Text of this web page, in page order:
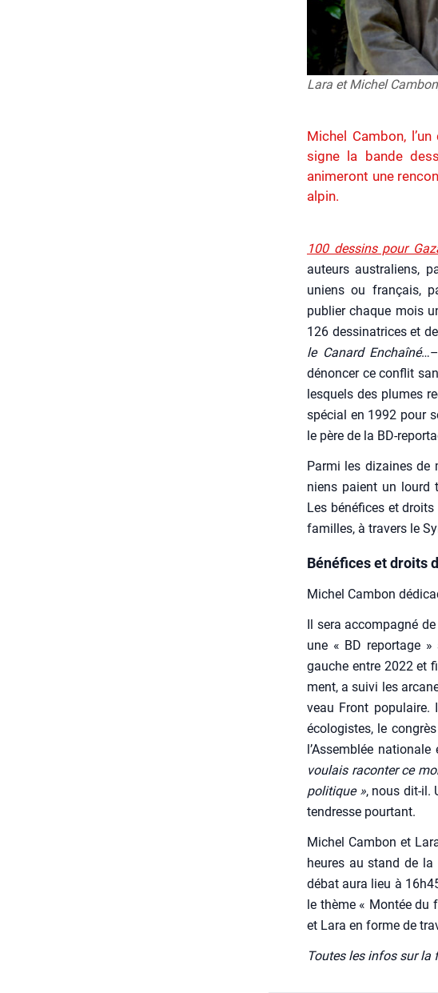
Lara et Michel
Michel Cambon,
signe la bande
animeront une
alpin.
100 des­sins pour
auteurs aus­tra­liens,
uniens ou fran­çais,
publier chaque mois
126 des­si­na­trices et
le Canard Enchaî­né
dénon­cer ce conflit
les­quels des plumes
spé­cial en 1992 pour
le père de la BD-
Par­mi les dizaines de
niens paient un lourd
Les béné­fices et
familles, à tra­vers le
Bénéfices et droits
Michel Cam­bon
Il sera accom­pa­gné
une « BD repor­tage
gauche entre 2022 et
ment, a sui­vi les
veau Front popu­laire.
éco­lo­gistes, le
l’Assemblée
vou­lais racon­ter ce
poli­tique », nous dit-il.
ten­dresse pour­tant.
Michel Cam­bon et
heures au stand de
débat aura lieu à
le thème « Mon­tée du
et Lara en forme de
Toutes les infos sur la